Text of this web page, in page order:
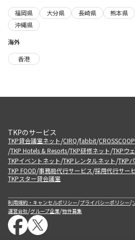
福岡県
大分県 長崎県 熊本県
沖縄県
海外
香港
TKPのサービス
TKP貸会議室ネット/CIRQ/fabbit/CROSSCOOP
/TKP Hotels & Resorts/TKP研修ネット/TKPウ
TKPイベントネット/TKPレンタルネット/TKP
TKP FOOD/事務局代行サービス/採用代行サー
TKPスター貸会議室
利用規約・キャンセルポリシー/プライバシーポリシー/
運営会社/グループ企業/物件募集